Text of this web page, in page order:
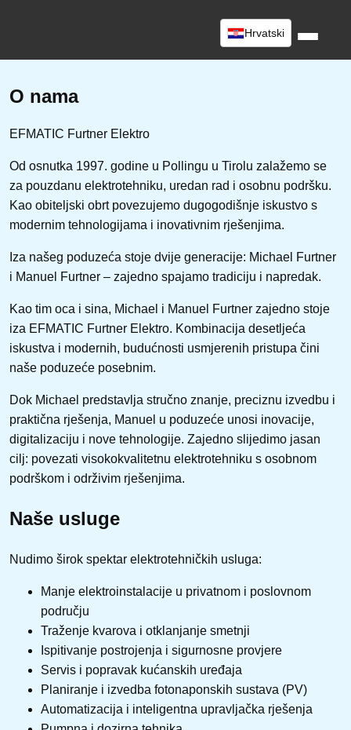
Hrvatski
O nama
EFMATIC Furtner Elektro
Od osnutka 1997. godine u Pollingu u Tirolu zalažemo se
za pouzdanu elektrotehniku, uredan rad i osobnu podršku.
Kao obiteljski obrt povezujemo dugogodišnje iskustvo s
modernim tehnologijama i inovativnim rješenjima.
Iza našeg poduzeća stoje dvije generacije: Michael Furtner
i Manuel Furtner – zajedno spajamo tradiciju i napredak.
Kao tim oca i sina, Michael i Manuel Furtner zajedno stoje
iza EFMATIC Furtner Elektro. Kombinacija desetljeća
iskustva i modernih, budućnosti usmjerenih pristupa čini
naše poduzeće posebnim.
Dok Michael predstavlja stručno znanje, preciznu izvedbu i
praktična rješenja, Manuel u poduzeće unosi inovacije,
digitalizaciju i nove tehnologije. Zajedno slijedimo jasan
cilj: povezati visokokvalitetnu elektrotehniku s osobnom
podrškom i održivim rješenjima.
Naše usluge
Nudimo širok spektar elektrotehničkih usluga:
Manje elektroinstalacije u privatnom i poslovnom
području
Traženje kvarova i otklanjanje smetnji
Ispitivanje postrojenja i sigurnosne provjere
Servis i popravak kućanskih uređaja
Planiranje i izvedba fotonaponskih sustava (PV)
Automatizacija i inteligentna upravljačka rješenja